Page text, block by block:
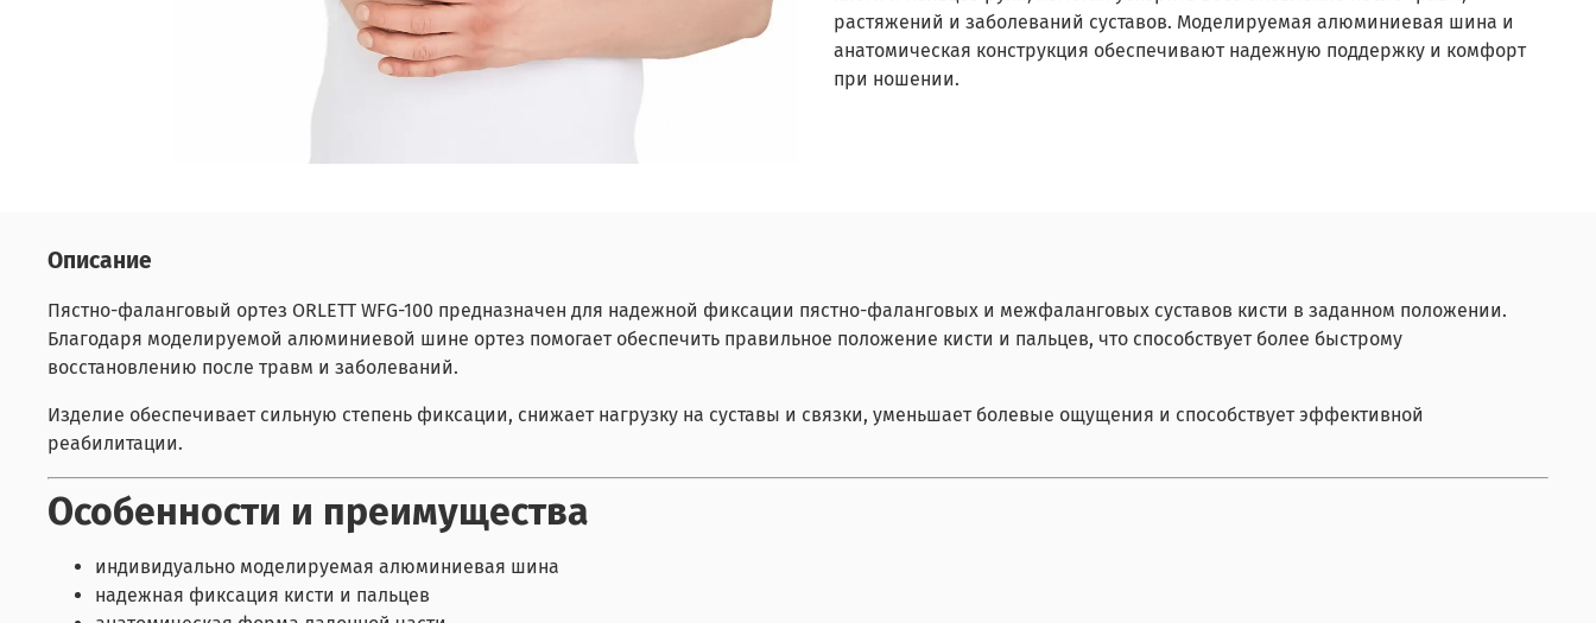
растяжений и заболеваний суставов. Моделируемая алюминиевая шина и
анатомическая конструкция обеспечивают надежную поддержку и комфорт
при ношении.
Описание
Пястно-фаланговый ортез ORLETT WFG-100 предназначен для надежной фиксации пястно-фаланговых и межфаланговых суставов кисти в заданном положении.
Благодаря моделируемой алюминиевой шине ортез помогает обеспечить правильное положение кисти и пальцев, что способствует более быстрому
восстановлению после травм и заболеваний.
Изделие обеспечивает сильную степень фиксации, снижает нагрузку на суставы и связки, уменьшает болевые ощущения и способствует эффективной
реабилитации.
Особенности и преимущества
индивидуально моделируемая алюминиевая шина
надежная фиксация кисти и пальцев